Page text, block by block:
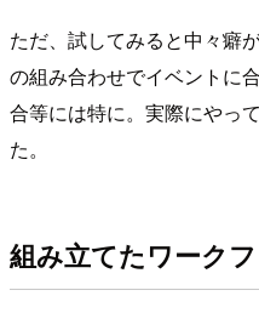
ただ、試してみると中々癖
の組み合わせでイベントに
合等には特に。実際にやっ
た。
組み立てたワーク